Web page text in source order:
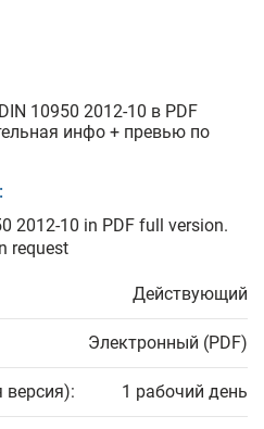
10950 2012-10 в PDF
инфо + превью по
2012-10 in PDF full version.
request
Действующий
Электронный (PDF)
версия): 1 рабочий день